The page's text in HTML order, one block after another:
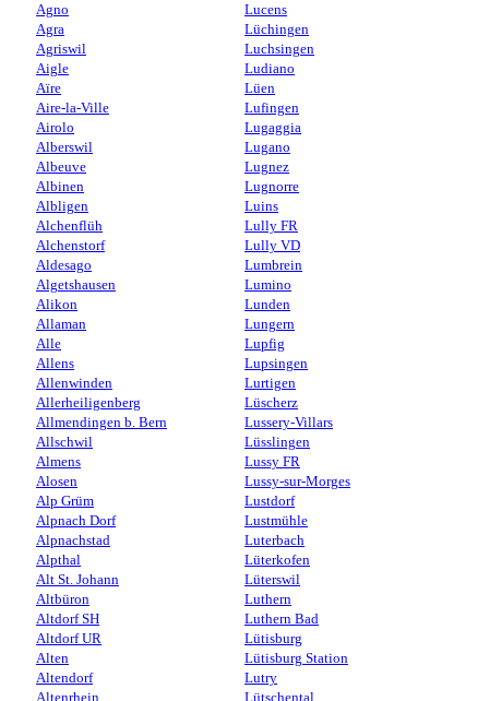
Agno
Agra
Agriswil
Aigle
Aïre
Aire-la-Ville
Airolo
Alberswil
Albeuve
Albinen
Albligen
Alchenflüh
Alchenstorf
Aldesago
Algetshausen
Alikon
Allaman
Alle
Allens
Allenwinden
Allerheiligenberg
Allmendingen b. Bern
Allschwil
Almens
Alosen
Alp Grüm
Alpnach Dorf
Alpnachstad
Alpthal
Alt St. Johann
Altbüron
Altdorf SH
Altdorf UR
Alten
Altendorf
Altenrhein
Lucens
Lüchingen
Luchsingen
Ludiano
Lüen
Lufingen
Lugaggia
Lugano
Lugnez
Lugnorre
Luins
Lully FR
Lully VD
Lumbrein
Lumino
Lunden
Lungern
Lupfig
Lupsingen
Lurtigen
Lüscherz
Lussery-Villars
Lüsslingen
Lussy FR
Lussy-sur-Morges
Lustdorf
Lustmühle
Luterbach
Lüterkofen
Lüterswil
Luthern
Luthern Bad
Lütisburg
Lütisburg Station
Lutry
Lütschental